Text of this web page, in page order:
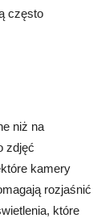
często
niż na
zdjęć
kamery
rozjaśnić
które